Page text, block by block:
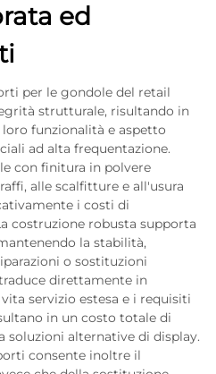
ed
per le gondole del retail
strutturale, risultando in
funzionalità e aspetto
ad alta frequentazione.
con finitura in polvere
alle scalfitture e all'usura
i costi di
costruzione robusta supporta
la stabilità,
o sostituzioni
direttamente in
servizio estesa e i requisiti
in un costo totale di
soluzioni alternative di display.
consente inoltre il